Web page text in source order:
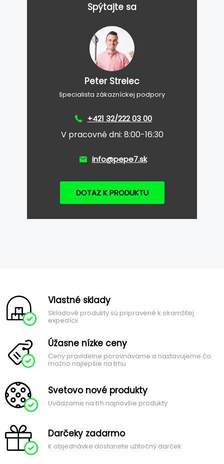
Spýtajte sa
Peter Strelec
špecialista zákazníckej podpory
+421 32/222 03 00
V pracovné dni: 8:00-16:30
info@pepe7.sk
DOTAZ K PRODUKTU
Vlastné sklady
Skladové produkty sú pripravené k okamžitej
expedícii
Úžasne nízke ceny
Ceny pravidelne porovnávame a nastavujeme čo
možno najlepšie na trhu
Svetovo nové produkty
Uvádzame na trh najnovšie produkty
Darčeky zadarmo
K objednávke dostanete užitočný darček